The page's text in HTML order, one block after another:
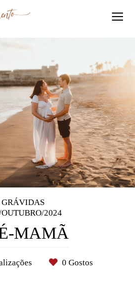
GRÁVIDAS
2024
MAMÃ
0 Gostos